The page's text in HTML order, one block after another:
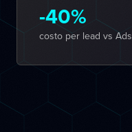
-40%
costo per lead vs Ads